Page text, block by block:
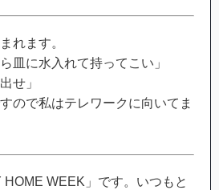
れます。
皿に水入れて持ってこい」
せ」
ので私はテレワークに向いてま
WEEK」です。いつもと